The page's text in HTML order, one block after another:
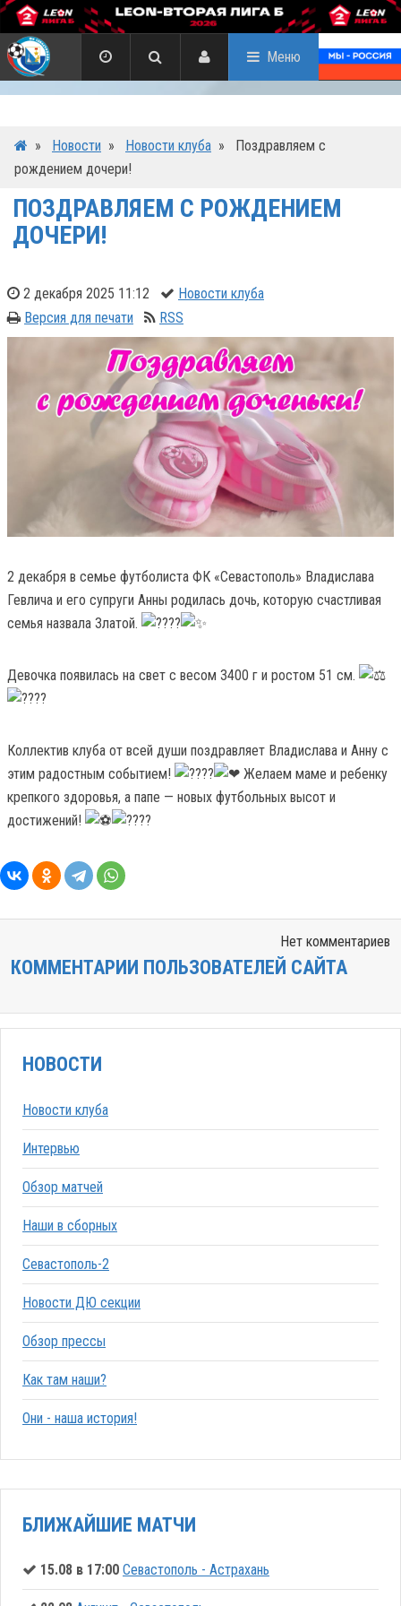
Меню
» Новости » Новости клуба »
Поздравляем с
рождением дочери!
ПОЗДРАВЛЯЕМ С РОЖДЕНИЕМ
ДОЧЕРИ!
2 декабря 2025 11:12
Новости клуба
Версия для печати
RSS
2 декабря в семье футболиста ФК «Севастополь» Владислава
Гевлича и его супруги Анны родилась дочь, которую счастливая
семья назвала Златой.
Девочка появилась на свет с весом 3400 г и ростом 51 см.
Коллектив клуба от всей души поздравляет Владислава и Анну с
этим радостным событием!
Желаем маме и ребенку
крепкого здоровья, а папе — новых футбольных высот и
достижений!
Нет комментариев
КОММЕНТАРИИ ПОЛЬЗОВАТЕЛЕЙ САЙТА
НОВОСТИ
Новости клуба
Интервью
Обзор матчей
Наши в сборных
Севастополь-2
Новости ДЮ секции
Обзор прессы
Как там наши?
Они - наша история!
БЛИЖАЙШИЕ МАТЧИ
15.08 в 17:00 Севастополь - Астрахань